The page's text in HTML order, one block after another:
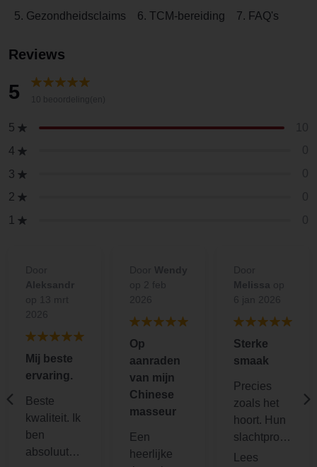
5. Gezondheidsclaims
6. TCM-bereiding 7. FAQ's
Reviews
5
5
4
3
2
1
Mij beste
ervaring.
Beste
kwaliteit. Ik
ben
absoluut
Op
aanraden
van mijn
Chinese
masseur
Een
heerlijke
Sterke
smaak
Precies
zoals het
hoort. Hun
slachtproce
s en